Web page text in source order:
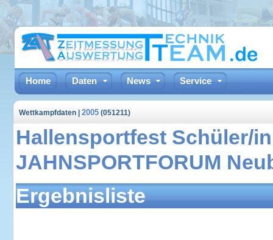
Home Daten News Service
Wettkampfdaten | 2005 (051211)
Hallensportfest Schüler/
JAHNSPORTFORUM
Ergebnisliste